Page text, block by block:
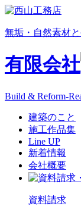
無垢・自然素材
有限会社
Build & Reform-
建築のこと
施工作品集
Line UP
新着情報
会社概要
資料請求